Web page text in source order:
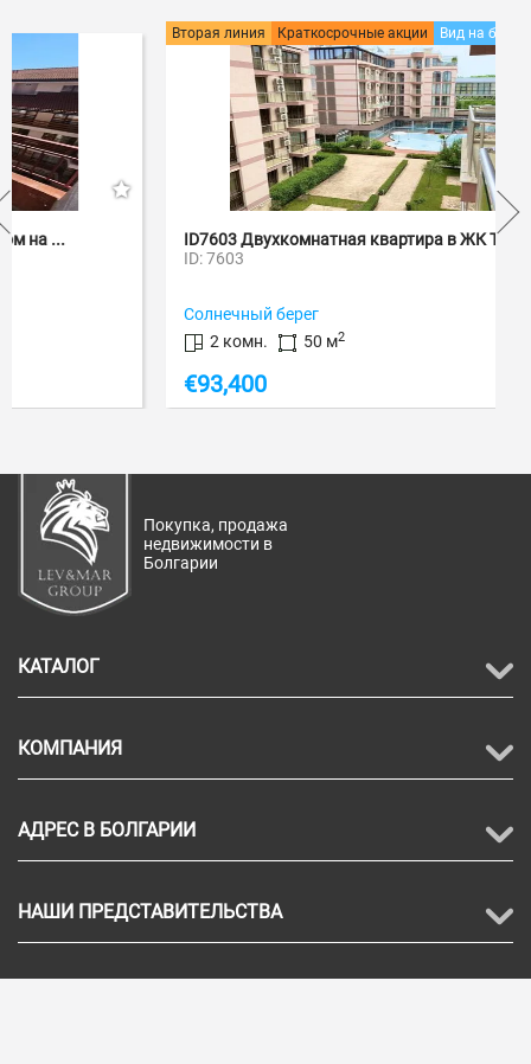
Вторая линия Краткосрочные акции Вид на бассейн
ID7603 Двухкомнатная квартира в ЖК Тарсис 2
50 м2
Покупка, продажа
недвижимости в
Болгарии
КАТАЛОГ
КОМПАНИЯ
АДРЕС В БОЛГАРИИ
НАШИ ПРЕДСТАВИТЕЛЬСТВА